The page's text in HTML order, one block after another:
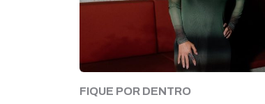
FIQUE POR DENTRO